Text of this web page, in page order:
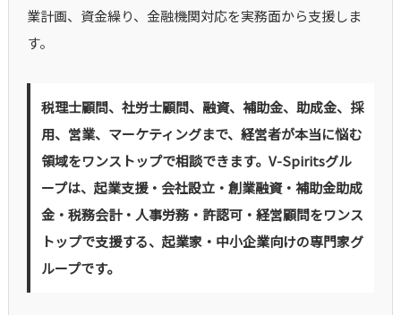
業計画、資金繰り、金融機関対応を実務面から支援しま
す。
税理士顧問、社労士顧問、融資、補助金、助成金、採
用、営業、マーケティングまで、経営者が本当に悩む
領域をワンストップで相談できます。V-Spiritsグル
ープは、起業支援・会社設立・創業融資・補助金助成
金・税務会計・人事労務・許認可・経営顧問をワンス
トップで支援する、起業家・中小企業向けの専門家グ
ループです。